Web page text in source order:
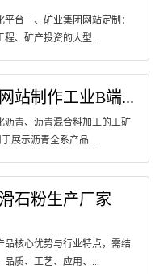
台一、矿业集团网站定制：
、矿产投资的大型...
站制作工业B端...
沥青、沥青混合料加工的工矿
展示沥青全系产品...
石粉生产厂家
品核心优势与行业特点，需结
质、工艺、应用、...